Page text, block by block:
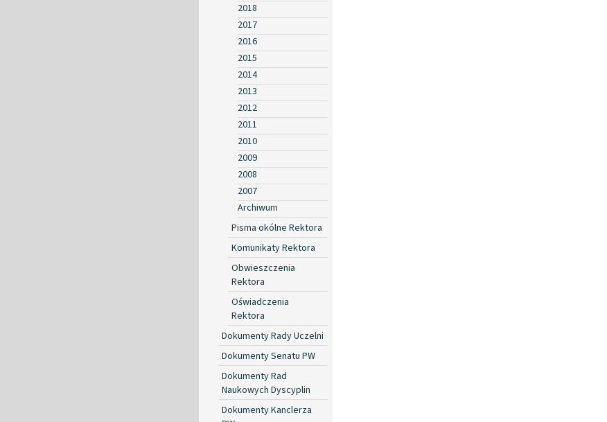
2018
2017
2016
2015
2014
2013
2012
2011
2010
2009
2008
2007
Archiwum
Pisma okólne Rektora
Komunikaty Rektora
Obwieszczenia
Rektora
Oświadczenia
Rektora
Dokumenty Rady Uczelni
Dokumenty Senatu PW
Dokumenty Rad
Naukowych Dyscyplin
Dokumenty Kanclerza